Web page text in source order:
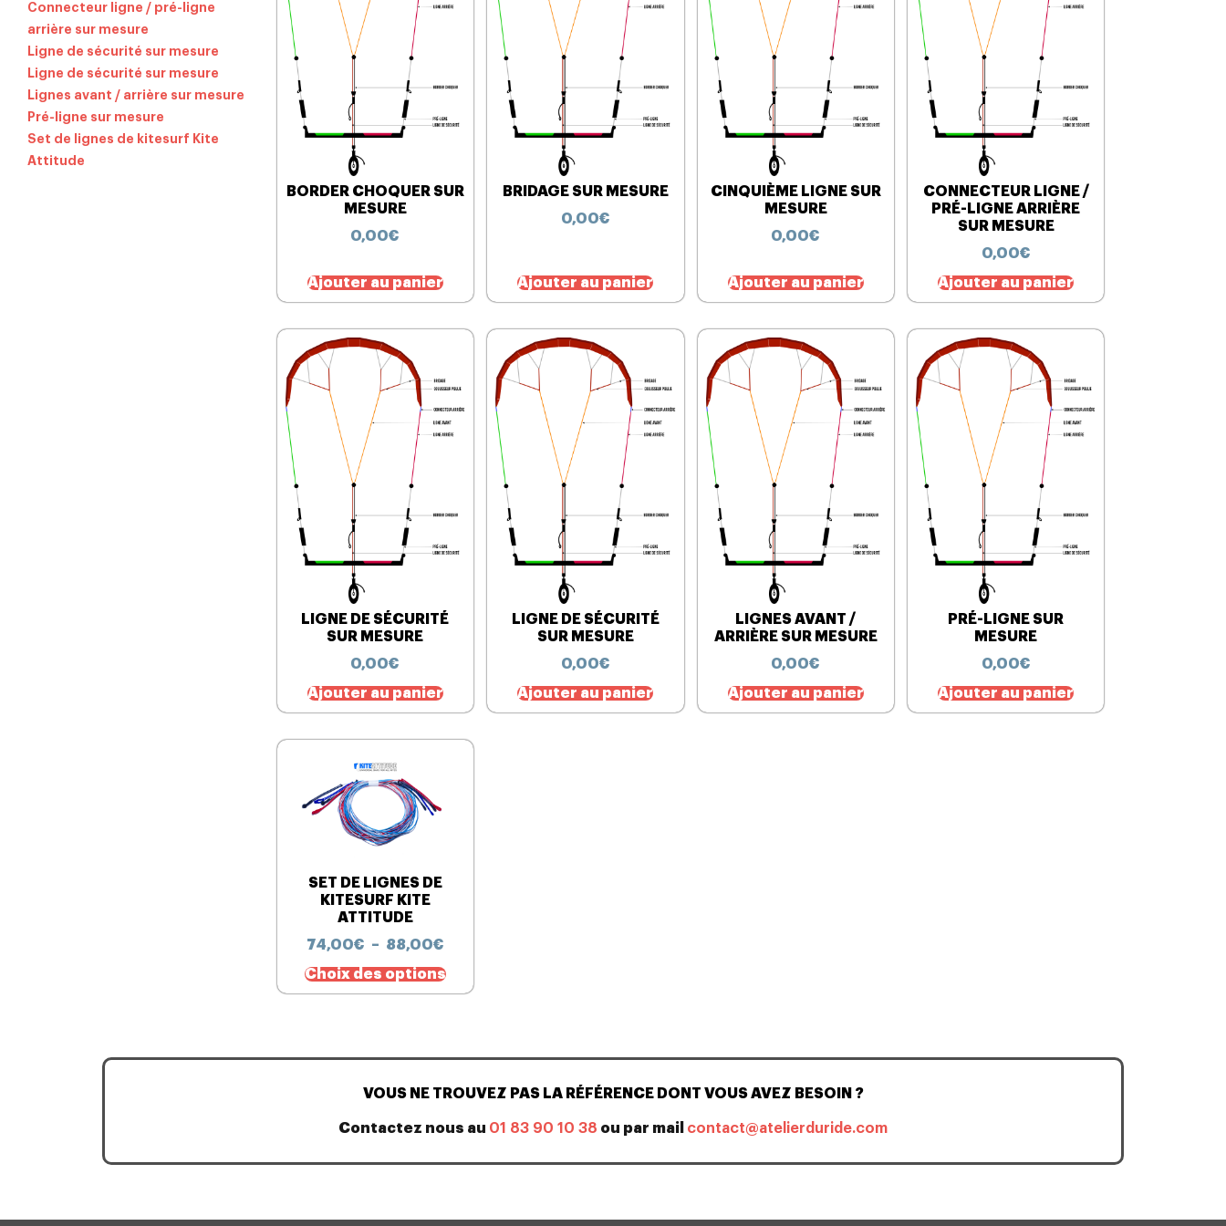
Connecteur ligne / pré-ligne
arrière sur mesure
Ligne de sécurité sur mesure
Ligne de sécurité sur mesure
Lignes avant / arrière sur mesure
Pré-ligne sur mesure
Set de lignes de kitesurf Kite
Attitude
BORDER CHOQUER SUR
MESURE
0,00€
Ajouter au panier
BRIDAGE SUR MESURE
0,00€
Ajouter au panier
CINQUIÈME LIGNE SUR
MESURE
0,00€
Ajouter au panier
CONNECTEUR LIGNE /
PRÉ-LIGNE ARRIÈRE
SUR MESURE
0,00€
Ajouter au panier
LIGNE DE SÉCURITÉ
SUR MESURE
0,00€
Ajouter au panier
LIGNE DE SÉCURITÉ
SUR MESURE
0,00€
Ajouter au panier
LIGNES AVANT /
ARRIÈRE SUR MESURE
0,00€
Ajouter au panier
PRÉ-LIGNE SUR
MESURE
0,00€
Ajouter au panier
SET DE LIGNES DE
KITESURF KITE
ATTITUDE
74,00€ – 88,00€
Choix des options
VOUS NE TROUVEZ PAS LA RÉFÉRENCE DONT VOUS AVEZ BESOIN ?
Contactez nous au 01 83 90 10 38 ou par mail contact@atelierduride.com